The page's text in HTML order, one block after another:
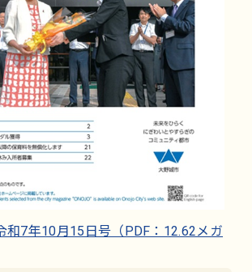
和7年10月15日号（PDF：12.62メガ